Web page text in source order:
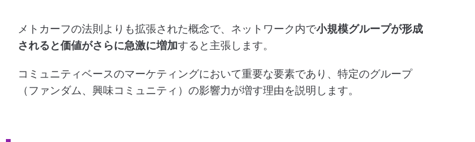
メトカーフの法則よりも拡張された概念で、ネットワーク内で小規模グループが形成
されると価値がさらに急激に増加すると主張します。
コミュニティベースのマーケティングにおいて重要な要素であり、特定のグループ
（ファンダム、興味コミュニティ）の影響力が増す理由を説明します。